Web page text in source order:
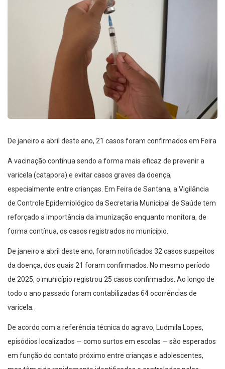
De janeiro a abril deste ano, 21 casos foram confirmados em Feira
A vacinação continua sendo a forma mais eficaz de prevenir a
varicela (catapora) e evitar casos graves da doença,
especialmente entre crianças. Em Feira de Santana, a Vigilância
de Controle Epidemiológico da Secretaria Municipal de Saúde tem
reforçado a importância da imunização enquanto monitora, de
forma contínua, os casos registrados no município.
De janeiro a abril deste ano, foram notificados 32 casos suspeitos
da doença, dos quais 21 foram confirmados. No mesmo período
de 2025, o município registrou 25 casos confirmados. Ao longo de
todo o ano passado foram contabilizadas 64 ocorrências de
varicela.
De acordo com a referência técnica do agravo, Ludmila Lopes,
episódios localizados — como surtos em escolas — são esperados
em função do contato próximo entre crianças e adolescentes,